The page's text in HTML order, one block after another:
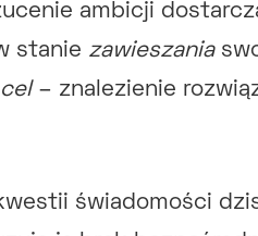
ambicji
stanie zawieszania
– znalezienie
świadomości